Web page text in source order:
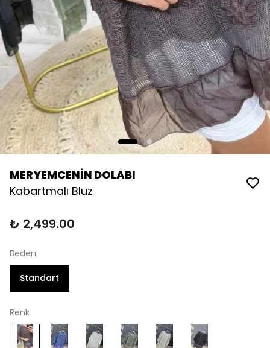
MERYEMCENİN DOLABI
Kabartmalı Bluz
₺ 2,499.00
Beden
Standart
Renk